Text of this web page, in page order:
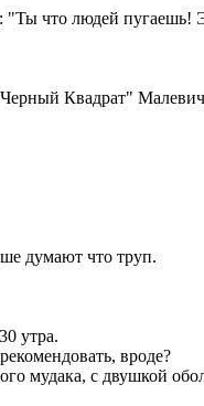
"Ты что людей пугаешь!
Квадрат"
думают что труп.
утра.
вроде?
мудака, с двушкой